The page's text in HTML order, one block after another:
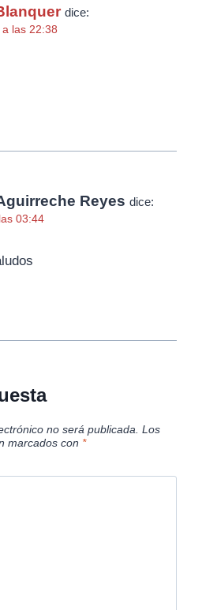
dice:
las 22:38
Reyes dice:
03:44
no será publicada. Los
marcados con *